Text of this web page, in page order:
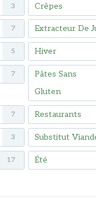
3 Crêpes
7 Extracteur De
5 Hiver
7
Pâtes Sans
Gluten
7 Restaurants
3 Substitut
17 Été